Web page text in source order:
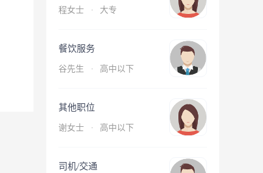
程女士 · 大专
餐饮服务
谷先生 · 高中以下
其他职位
谢女士 · 高中以下
司机/交通